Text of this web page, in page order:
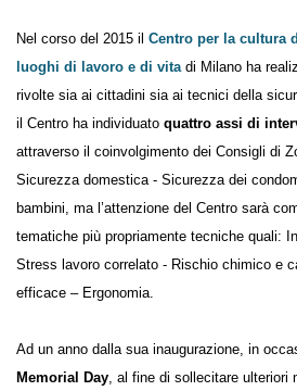
Nel corso del 2015 il Centro per la cultura
luoghi di lavoro e di vitadi Milano ha
rivolte sia ai cittadini sia ai tecnici della
Centro ha individuato quattro assi di
attraverso il coinvolgimento dei Consigli di
- Sicurezza domestica - Sicurezza dei
i bambini, ma l’attenzione del Centro sarà
tematiche più propriamente tecniche quali:
Stress lavoro correlato - Rischio chimico e
efficace – Ergonomia.
Ad un anno dalla sua inaugurazione, in
Memorial Day , al fine di sollecitare